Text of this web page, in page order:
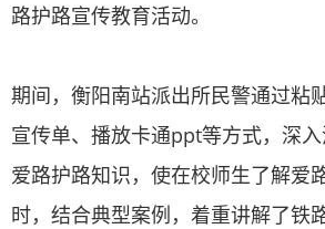
路护路宣传教育活动。
期间，衡阳南站派出所民警通过粘
宣传单、播放卡通ppt等方式，深
爱路护路知识，使在校师生了解爱
时，结合典型案例，着重讲解了铁